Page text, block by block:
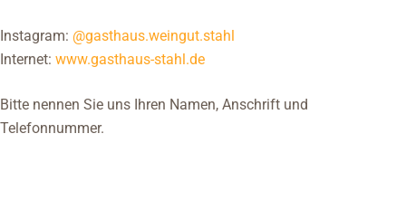
Instagram: @gasthaus.weingut.stahl
Internet: www.gasthaus-stahl.de
Bitte nennen Sie uns Ihren Namen, Anschrift und
Telefonnummer.